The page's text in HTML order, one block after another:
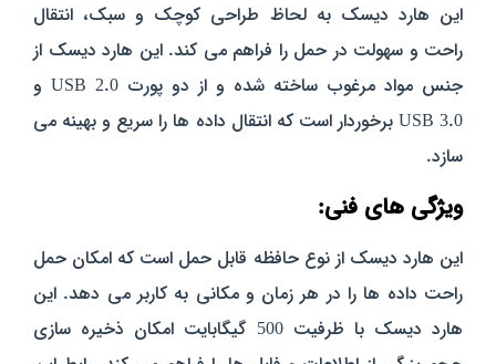
این هارد دیسک به لحاظ طراحی کوچک و سبک، انتقال
راحت و سهولت در حمل را فراهم می‌ کند.این هارد دیسک از
جنس مواد مرغوب ساخته شده و از دو پورت USB 2.0 و
USB 3.0 برخوردار است که انتقال داده‌ ها را سریع و بهینه می‌
سازد.
ویژگی‌ های فنی:
این هارد دیسک از نوع حافظه‌ قابل حمل است که امکان حمل
راحت داده‌ ها را در هر زمان و مکانی به کاربر می‌ دهد. این
هارد دیسک
با ظرفیت 500 گیگابایت امکان ذخیره‌ سازی